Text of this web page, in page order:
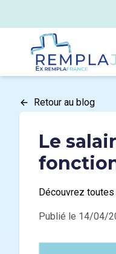
RemplaJob
Retour au blog
Le
Découvrez
Publié le 14/04/